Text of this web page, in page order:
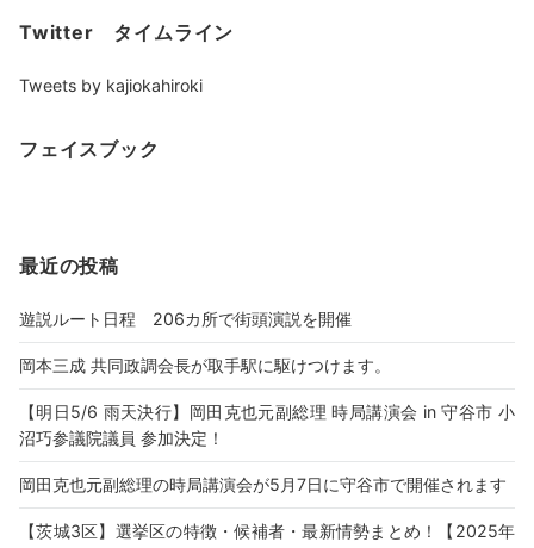
Twitter タイムライン
Tweets by kajiokahiroki
フェイスブック
最近の投稿
遊説ルート日程 206カ所で街頭演説を開催
岡本三成 共同政調会長が取手駅に駆けつけます。
【明日5/6 雨天決行】岡田克也元副総理 時局講演会 in 守谷市 小
沼巧参議院議員 参加決定！
岡田克也元副総理の時局講演会が5月7日に守谷市で開催されます
【茨城3区】選挙区の特徴・候補者・最新情勢まとめ！【2025年